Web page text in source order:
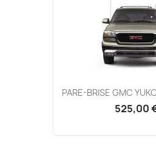
PARE-BRISE GMC
525,00